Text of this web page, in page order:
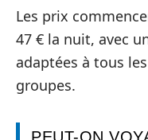
Les prix
47 € la nuit, avec
adaptées à tous
groupes.